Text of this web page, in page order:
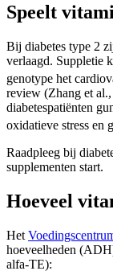
Speelt
Bij diabetes type 2
verlaagd. Suppletie
genotype het
review (Zhang et
diabetespatiënten
oxidatieve stress en
Raadpleeg bij
supplementen start.
Hoeveel
Het
hoeveelheden
alfa-TE):